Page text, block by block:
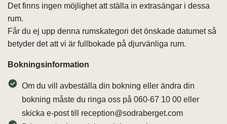
Det finns ingen möjlighet att ställa in extrasängar i dessa
rum.
Får du ej upp denna rumskategori det önskade datumet så
betyder det att vi är fullbokade på djurvänliga rum.
Bokningsinformation
Om du vill avbeställa din bokning eller ändra din
bokning måste du ringa oss på 060-67 10 00 eller
skicka e-post till reception@sodraberget.com